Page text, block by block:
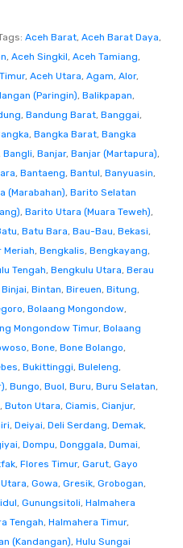
Aceh Barat, Aceh Barat Daya,
, Aceh Singkil, Aceh Tamiang,
, Aceh Utara, Agam, Alor,
(Paringin), Balikpapan,
, Bandung Barat, Banggai,
, Bangka Barat, Bangka
Bangli, Banjar, Banjar (Martapura),
, Bantaeng, Bantul, Banyuasin,
(Marabahan), Barito Selatan
, Barito Utara (Muara Teweh),
, Batu Bara, Bau-Bau, Bekasi,
Meriah, Bengkalis, Bengkayang,
Tengah, Bengkulu Utara, Berau
Binjai, Bintan, Bireuen, Bitung,
, Bolaang Mongondow,
Mongondow Timur, Bolaang
, Bone, Bone Bolango,
, Bukittinggi, Buleleng,
, Bungo, Buol, Buru, Buru Selatan,
, Buton Utara, Ciamis, Cianjur,
, Deiyai, Deli Serdang, Demak,
, Dompu, Donggala, Dumai,
, Flores Timur, Garut, Gayo
, Gowa, Gresik, Grobogan,
, Gunungsitoli, Halmahera
Tengah, Halmahera Timur,
(Kandangan), Hulu Sungai